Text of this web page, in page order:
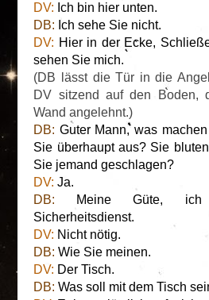
DV: Ich bin hier unten.
DB: Ich sehe Sie nicht.
DV: Hier in der Ecke,
sehen Sie mich.
(DB lässt die Tür in die
DV sitzend auf den Boden,
Wand angelehnt.)
DB: Guter Mann, was
Sie überhaupt aus? Sie
Sie jemand geschlagen?
DV: Ja.
DB: Meine Güte, ich
Sicherheitsdienst.
DV: Nicht nötig.
DB: Wie Sie meinen.
DV: Der Tisch.
DB: Was soll mit dem Tisch